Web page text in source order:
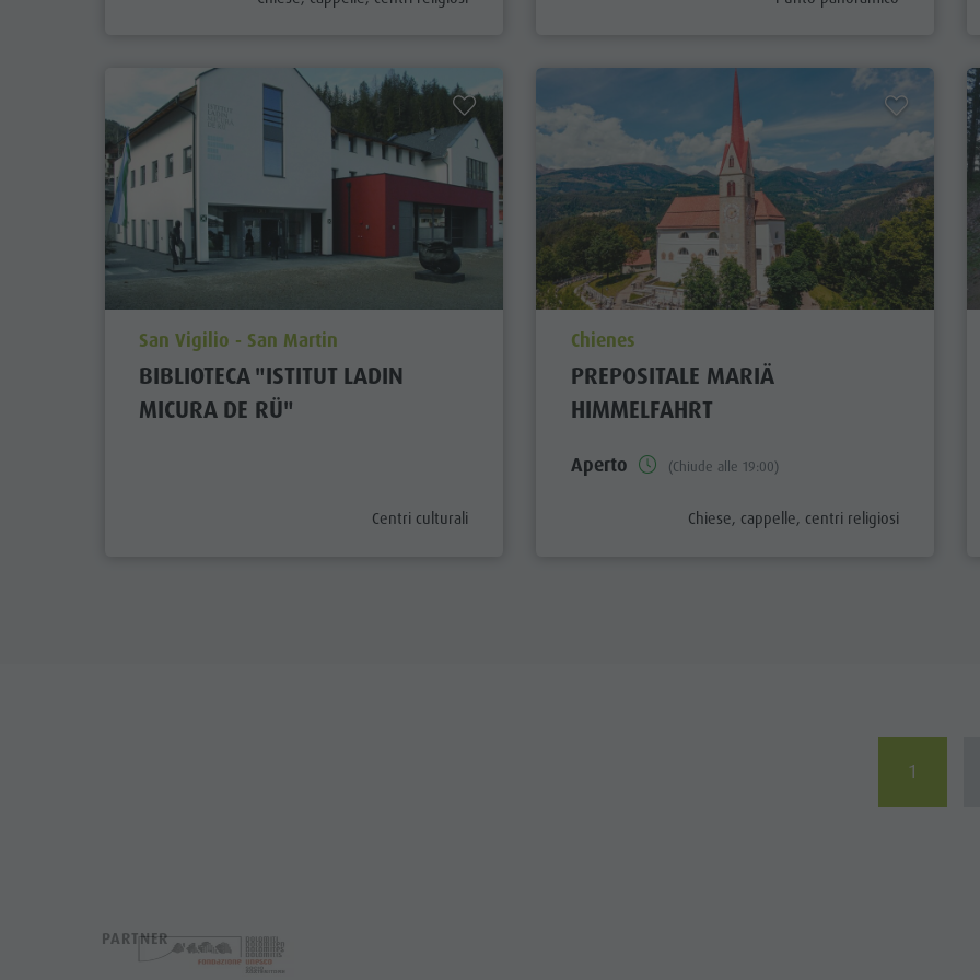
aria.poi_location_prefix
San Vigilio - San Martin
BIBLIOTECA "ISTITUT LADIN
MICURA DE RÜ"
aria.poi_category_prefix
Centri culturali
aria.poi_location_prefix
Chienes
PREPOSITALE MARIÄ
HIMMELFAHRT
Aperto (Chiude alle 19:00)
aria.poi_category_prefix
Chiese, cappelle, centri religiosi
1
PARTNER